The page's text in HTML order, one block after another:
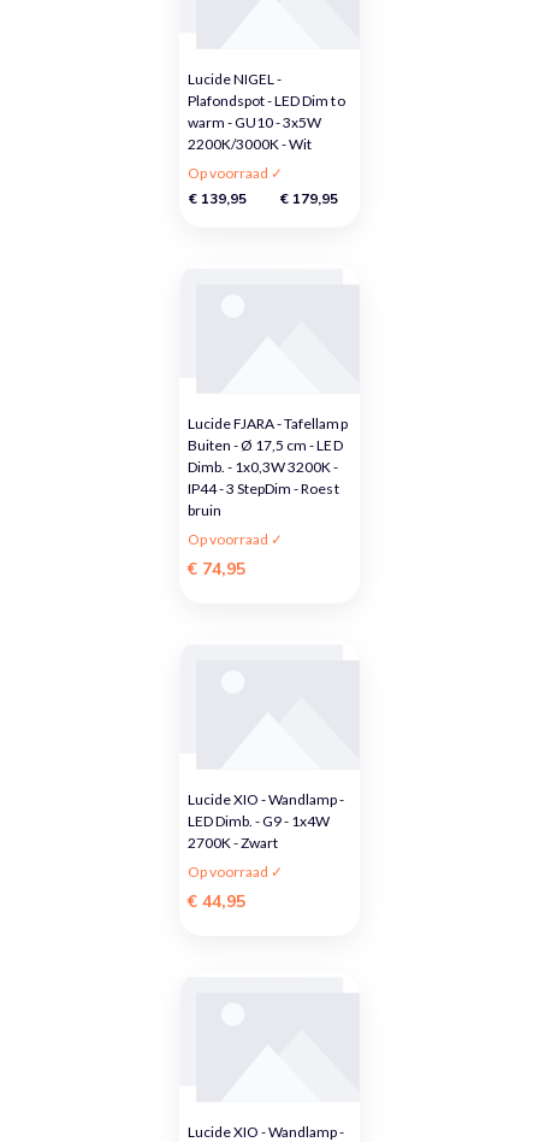
Lucide NIGEL -
Plafondspot - LED Dim to
warm - GU10 - 3x5W
2200K/3000K - Wit
Op voorraad ✓
€ 139,95 € 179,95
Lucide FJARA - Tafellamp
Buiten - Ø 17,5 cm - LED
Dimb. - 1x0,3W 3200K -
IP44 - 3 StepDim - Roest
bruin
Op voorraad ✓
€ 74,95
Lucide XIO - Wandlamp -
LED Dimb. - G9 - 1x4W
2700K - Zwart
Op voorraad ✓
€ 44,95
Lucide XIO - Wandlamp -